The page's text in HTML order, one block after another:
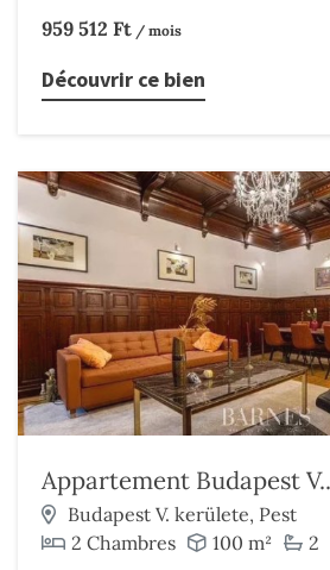
959 512 Ft / mois
Découvrir ce bien
Appartement Budapest
Budapest V. kerülete, Pest
2 Chambres
100 m²
2